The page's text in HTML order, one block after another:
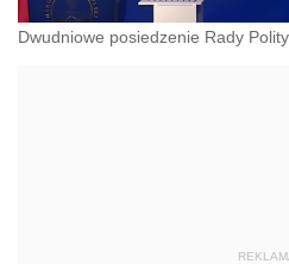
Dwudniowe posiedzenie Rady